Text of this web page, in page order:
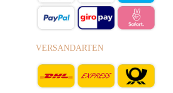
VERSANDARTEN